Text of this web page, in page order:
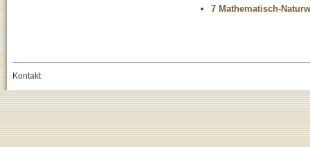
7 Mathematisch-
Kontakt